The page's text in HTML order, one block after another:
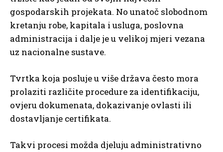
gospodarskih projekata. No unatoč slobodnom
kretanju robe, kapitala i usluga, poslovna
administracija i dalje je u velikoj mjeri vezana
uz nacionalne sustave.
Tvrtka koja posluje u više država često mora
prolaziti različite procedure za identifikaciju,
ovjeru dokumenata, dokazivanje ovlasti ili
dostavljanje certifikata.
Takvi procesi možda djeluju administrativno